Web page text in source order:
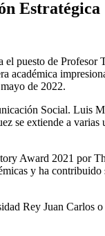
Estratégica
puesto de Profesor
académica
de 2022.
Social. Luis
se extiende a varias
Award 2021 por
y ha
Rey Juan Carlos